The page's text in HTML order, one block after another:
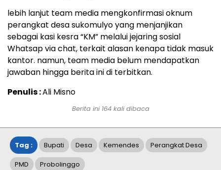
lebih lanjut team media mengkonfirmasi oknum
perangkat desa sukomulyo yang menjanjikan
sebagai kasi kesra “KM” melalui jejaring sosial
Whatsap via chat, terkait alasan kenapa tidak masuk
kantor. namun, team media belum mendapatkan
jawaban hingga berita ini di terbitkan.
Penulis :Ali Misno
Berita ini 164kali dibaca
Tag : Bupati Desa Kemendes Perangkat Desa
PMD Probolinggo